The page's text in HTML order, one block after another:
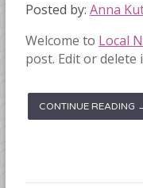
Posted by: Anna
Welcome to Local
post. Edit or
CONTINUE READING